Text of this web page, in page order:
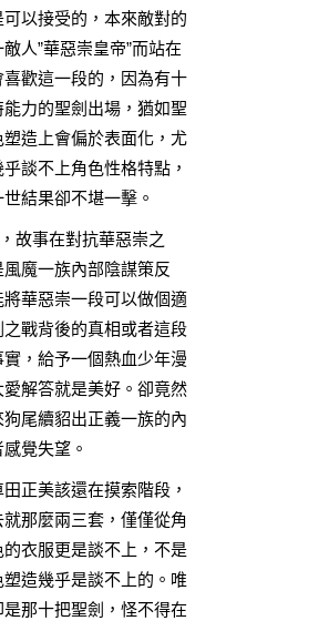
以接受的，本來敵對的
人”華惡崇皇帝”而站在
歡這一段的，因為有十
力的聖劍出場，猶如聖
造上會偏於表面化，尤
談不上角色性格特點，
結果卻不堪一擊。
故事在對抗華惡崇之
魔一族內部陰謀策反
華惡崇一段可以做個適
戰背後的真相或者這段
，給予一個熱血少年漫
解答就是美好。卻竟然
尾續貂出正義一族的內
覺失望。
正美該還在摸索階段，
那麼兩三套，僅僅從角
衣服更是談不上，不是
造幾乎是談不上的。唯
那十把聖劍，怪不得在